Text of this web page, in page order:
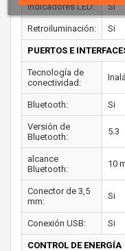
Indicadores LED: Si
Retroiluminación: Si
PUERTOS E
Tecnología de
conectividad:
Bluetooth: Si
Versión de
Bluetooth:
5.3
alcance
Bluetooth:
10
Conector de 3,5
mm:
Si
Conexión USB: Si
CONTROL DE ENERGÍA